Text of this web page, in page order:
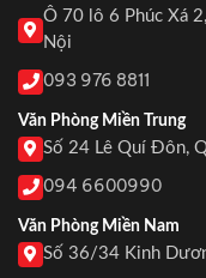
Ô 70 lô 6 Phúc Xá
Nội
093 976 8811
Văn Phòng Miền Trung
Số 24 Lê Quí Đôn,
094 6600990
Văn Phòng Miền Nam
Số 36/34 Kinh